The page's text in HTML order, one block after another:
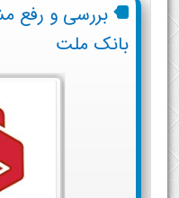
بررسی و رفع
بانک ملت